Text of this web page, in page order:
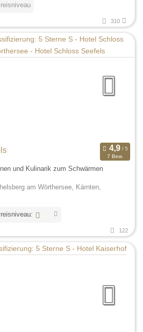
310
7 Bew.
und Kulinarik zum Schwärmen
am Wörthersee, Kärnten,
122